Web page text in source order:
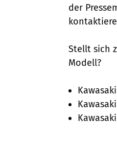
der
Stellt sich
Modell?